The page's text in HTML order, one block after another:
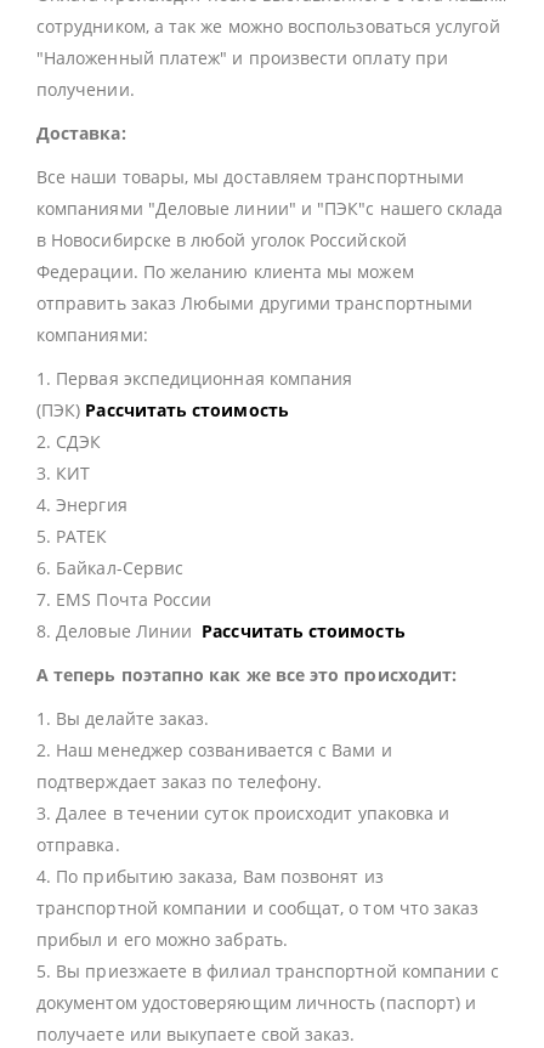
сотрудником, а так же можно воспользоваться услугой
"Наложенный платеж" и произвести оплату при
получении.
Доставка:
Все наши товары, мы доставляем транспортными
компаниями "Деловые линии" и "ПЭК"с нашего склада
в Новосибирске в любой уголок Российской
Федерации. По желанию клиента мы можем
отправить заказ Любыми другими транспортными
компаниями:
1. Первая экспедиционная компания
(ПЭК) Рассчитать стоимость
2. СДЭК
3. КИТ
4. Энергия
5. РАТЕК
6. Байкал-Сервис
7. EMS Почта России
8. Деловые Линии Рассчитать стоимость
А теперь поэтапно как же все это происходит:
1. Вы делайте заказ.
2. Наш менеджер созванивается с Вами и
подтверждает заказ по телефону.
3. Далее в течении суток происходит упаковка и
отправка.
4. По прибытию заказа, Вам позвонят из
транспортной компании и сообщат, о том что заказ
прибыл и его можно забрать.
5. Вы приезжаете в филиал транспортной компании с
документом удостоверяющим личность (паспорт) и
получаете или выкупаете свой заказ.